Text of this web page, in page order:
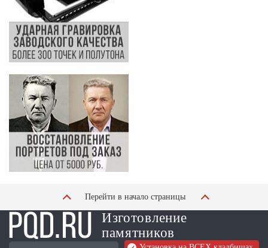
Перейти в начало страницы
Изготовление
памятников